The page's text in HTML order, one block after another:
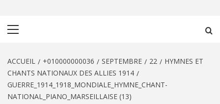
ACCUEIL +010000000036 SEPTEMBRE 22
HYMNES ET
CHANTS NATIONAUX DES ALLIES 1914
GUERRE_1914_1918_MONDIALE_HYMNE_CHANT-
NATIONAL_PIANO_MARSEILLAISE (13)